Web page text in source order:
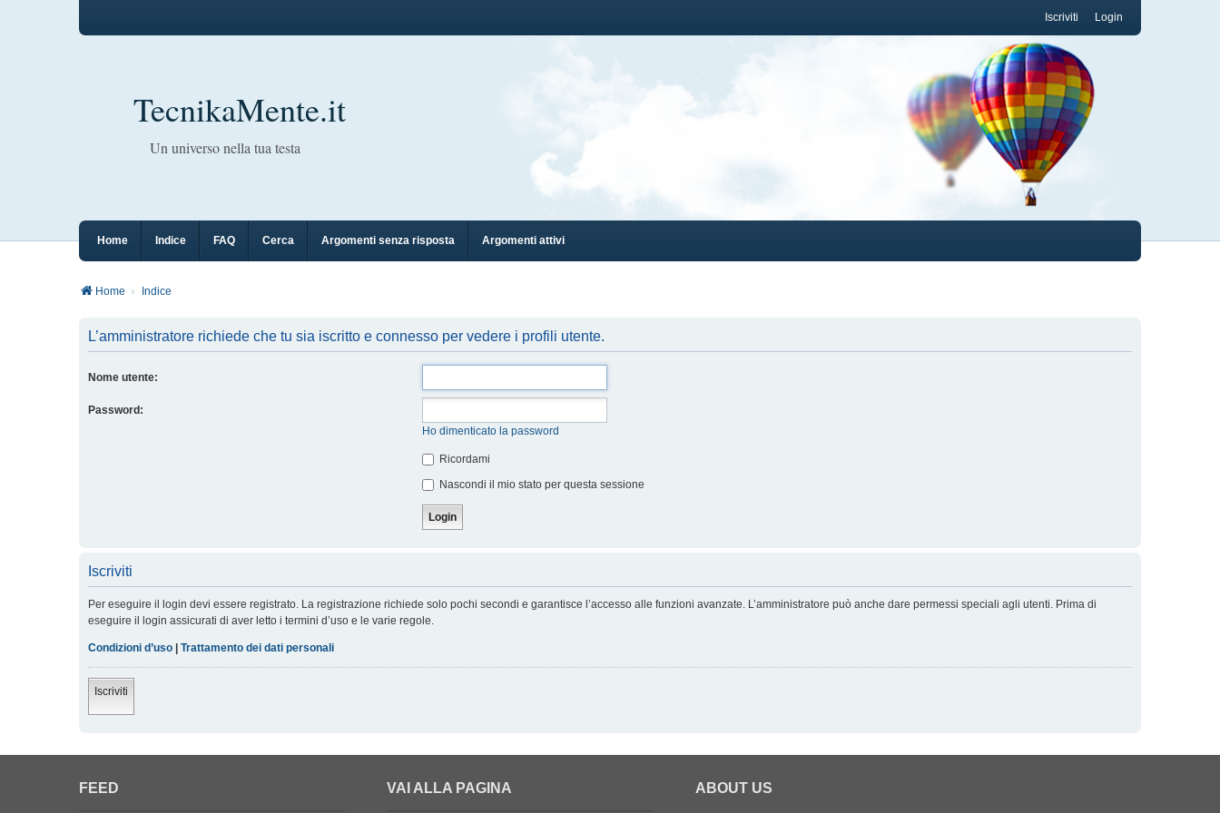
Login
Iscriviti
TecnikaMente.it
Un universo nella tua testa
Home Indice FAQ Cerca Argomenti senza risposta Argomenti attivi
Home Indice
L’amministratore richiede che tu sia iscritto e connesso per vedere i profili utente.
Nome utente:
Password:
Ho dimenticato la password
Ricordami
Nascondi il mio stato per questa sessione
Iscriviti
Per eseguire il login devi essere registrato. La registrazione richiede solo pochi secondi e garantisce l’accesso alle funzioni avanzate. L’amministratore può anche dare permessi speciali agli utenti. Prima di
eseguire il login assicurati di aver letto i termini d’uso e le varie regole.
Condizioni d’uso Trattamento dei dati personali
Iscriviti
FEED VAI ALLA PAGINA ABOUT US